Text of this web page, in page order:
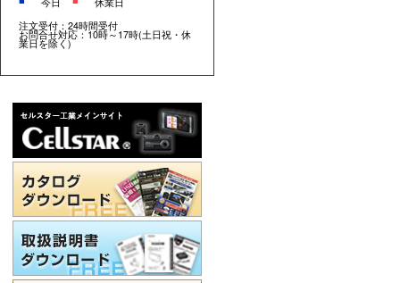
注文受付：24時間受付
お問合せ対応：10時～17時(土日祝・休
業日を除く)